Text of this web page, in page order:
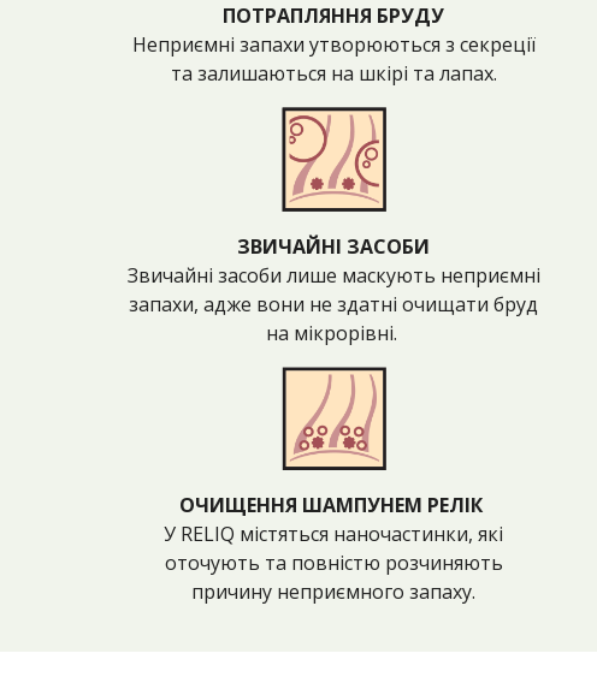
ПОТРАПЛЯННЯ БРУДУ
Неприємні запахи утворюються з секреції
та залишаються на шкірі та лапах.
ЗВИЧАЙНІ ЗАСОБИ
Звичайні засоби лише маскують неприємні
запахи, адже вони не здатні очищати бруд
на мікрорівні.
ОЧИЩЕННЯ ШАМПУНЕМ РЕЛІК
У RELIQ містяться наночастинки, які
оточують та повністю розчиняють
причину неприємного запаху.